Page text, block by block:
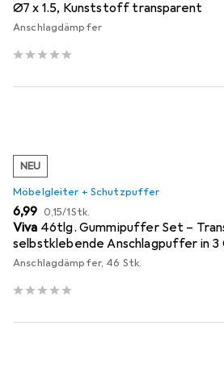
Ø7 x 1.5, Kunststoff transparent
Anschlagdämpfer
NEU
Möbelgleiter + Schutzpuffer
EUR
6,99 EUR
0,15/1Stk.
Viva 46tlg. Gummipuffer Set –
selbstklebende Anschlagpuffer in 3
18mm)
Anschlagdämpfer, 46 Stk.